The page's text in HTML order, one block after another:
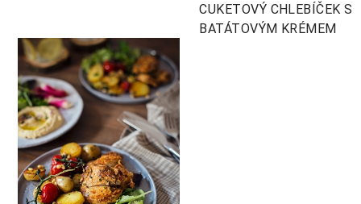
CUKETOVÝ CHLEBÍČEK S
BATÁTOVÝM KRÉMEM